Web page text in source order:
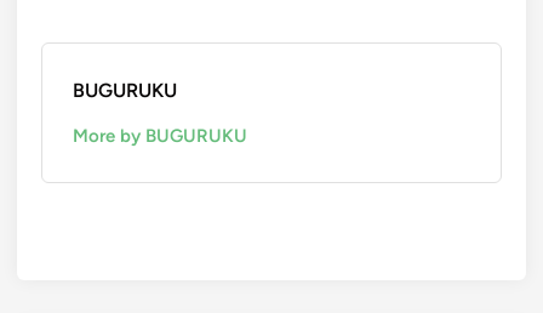
BUGURUKU
More by BUGURUKU